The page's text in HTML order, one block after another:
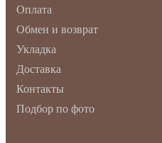
Оплата
Обмен и возврат
Укладка
Доставка
Контакты
Подбор по фото